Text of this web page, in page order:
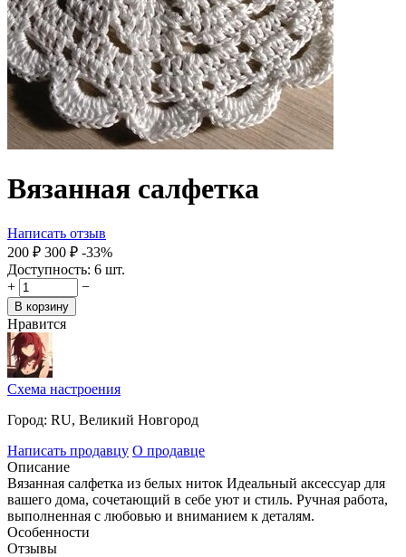
Вязанная салфетка
Написать отзыв
‍200‍ ₽ ‍300‍ ₽ -33%
Доступность: 6 шт.
+
−
В корзину
Нравится
Схема настроения
Город: RU, Великий Новгород
Написать продавцу О продавце
Описание
Вязанная салфетка из белых ниток Идеальный аксессуар для
вашего дома, сочетающий в себе уют и стиль. Ручная работа,
выполненная с любовью и вниманием к деталям.
Особенности
Отзывы